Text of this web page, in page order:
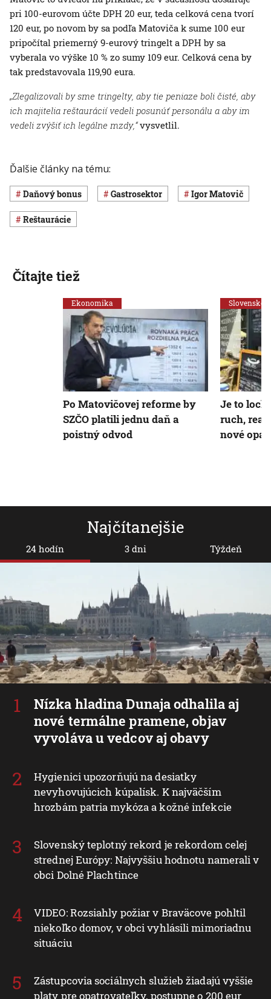
pri 100-eurovom účte DPH 20 eur, teda celková cena tvorí
120 eur, po novom by sa podľa Matoviča k sume 100 eur
pripočítal priemerný 9-eurový tringelt a DPH by sa
vyberala vo výške 10 % zo sumy 109 eur. Celková cena by
tak predstavovala 119,90 eura.
„Zlegalizovali by sme tringelty, aby tie peniaze boli čisté, aby
ich majitelia reštaurácií vedeli posunúť personálu a aby im
vedeli zvýšiť ich legálne mzdy,“vysvetlil.
Ďalšie články na tému:
daňový bonus gastrosektor Igor Matovič
reštaurácie
Najčítanejšie
24 hodín
Nízka hladina Dunaja odhalila aj
nové termálne pramene, objav
vyvoláva u vedcov aj obavy
Hygienici upozorňujú na desiatky
nevyhovujúcich kúpalísk. K najväčším
hrozbám patria mykóza a kožné infekcie
Slovenský teplotný rekord je rekordom celej
strednej Európy: Najvyššiu hodnotu namerali v
obci Dolné Plachtince
VIDEO: Rozsiahly požiar v Braväcove pohltil
niekoľko domov, v obci vyhlásili mimoriadnu
situáciu
Zástupcovia sociálnych služieb žiadajú vyššie
platy pre opatrovateľky, postupne o 200 eur
3 dni Týždeň
Čítajte tiež
Ekonomika
Po Matovičovej reforme by
SZČO platili jednu daň a
poistný odvod
Slovensko
Je to
ruch,
nové